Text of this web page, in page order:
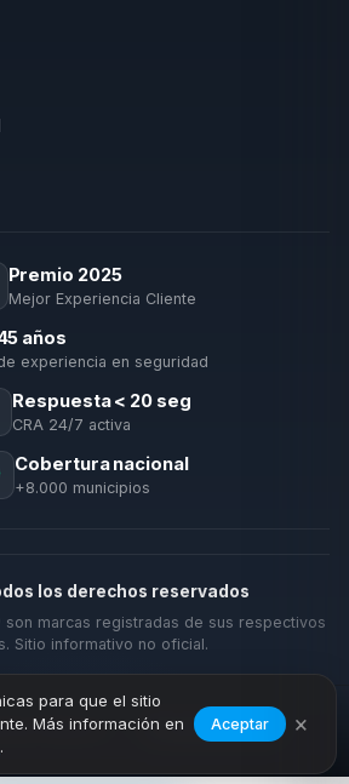
para que el sitio
Más información en
.
Aceptar ×
Premio 2025
Mejor Experiencia Cliente
años
experiencia en seguridad
Respuesta < 20 seg
CRA 24/7 activa
Cobertura nacional
+8.000 municipios
los derechos reservados
marcas registradas de sus respectivos
Sitio informativo no oficial.
Negocio › Prado del Rey